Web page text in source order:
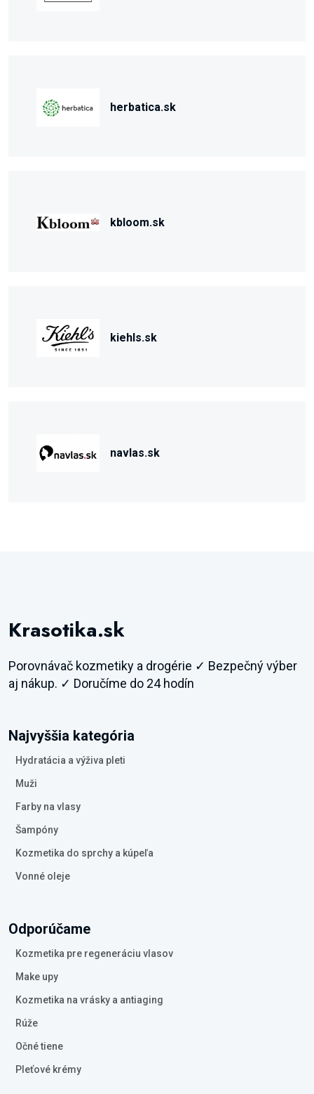
herbatica.sk
kbloom.sk
kiehls.sk
navlas.sk
Krasotika.sk
Porovnávač kozmetiky a drogérie ✓ Bezpečný výber
aj nákup. ✓ Doručíme do 24 hodín
Najvyššia kategória
Hydratácia a výživa pleti
Muži
Farby na vlasy
Šampóny
Kozmetika do sprchy a kúpeľa
Vonné oleje
Odporúčame
Kozmetika pre regeneráciu vlasov
Make upy
Kozmetika na vrásky a antiaging
Rúže
Očné tiene
Pleťové krémy